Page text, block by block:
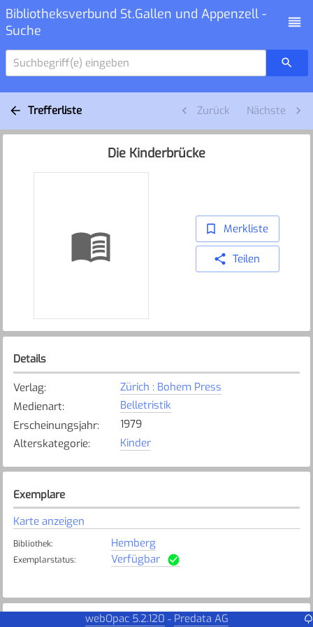
Bibliotheksverbund St.Gallen und Appenzell -
Suche
Suchbegriff(e) eingeben
Trefferliste Zurück Nächste
Die Kinderbrücke
Merkliste
Teilen
Details
Verlag:
Zürich : Bohem Press
Medienart:
Belletristik
Erscheinungsjahr:
1979
Alterskategorie: Kinder
Exemplare
Karte anzeigen
Bibliothek: Hemberg
Exemplarstatus: Verfügbar
webOpac 5.2.120 - Predata AG